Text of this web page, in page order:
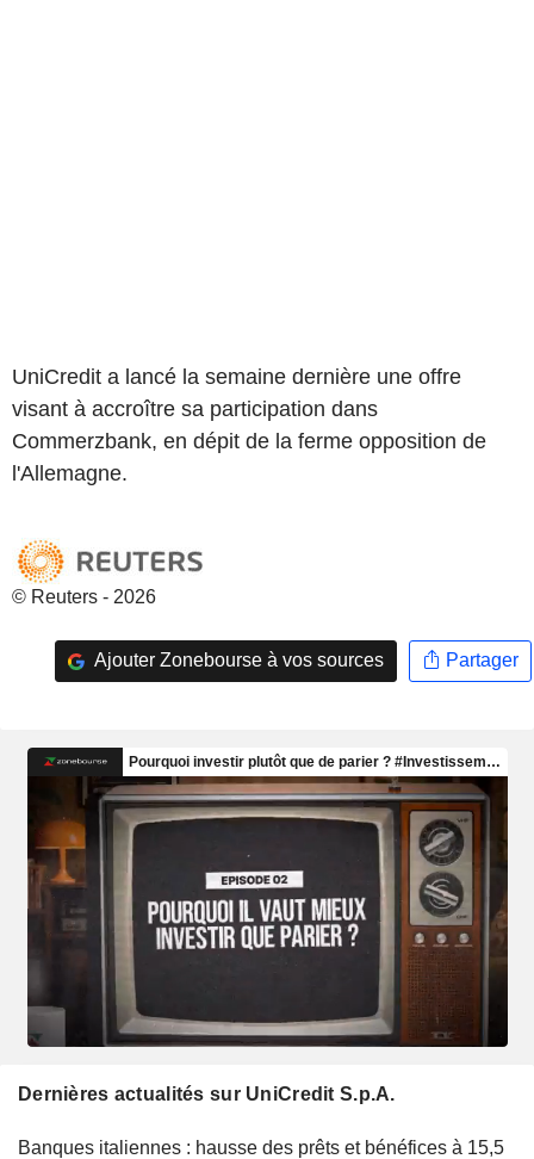
UniCredit a lancé la semaine dernière une offre
visant à accroître sa participation dans
Commerzbank, en dépit de la ferme opposition de
l'Allemagne.
© Reuters - 2026
Ajouter Zonebourse à vos sources Partager
Dernières actualités sur UniCredit S.p.A.
Banques italiennes : hausse des prêts et bénéfices à 15,5